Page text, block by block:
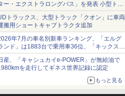
ー・エクストラロングバス」を発表 小型トラ
クベースの観光・旅客輸送向けバス
トラックス、大型トラック「クオン」に車両
搬用ショートキャブトラクタ追加
年7月の車名別新車ランキング、「エルグ
ンド」は1883台で乗用車36位、「キックス」
2591台で27位に
産、「キャシュカイe-POWER」が無給油で
を走行してギネス世界記録に認定
もっと見る